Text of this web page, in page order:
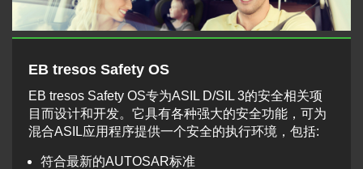
EB tresos Safety OS
EB tresos Safety OS专为ASIL D/SIL 3的安全相关项
目而设计和开发。它具有各种强大的安全功能，可为
混合ASIL应用程序提供一个安全的执行环境，包括:
符合最新的AUTOSAR标准